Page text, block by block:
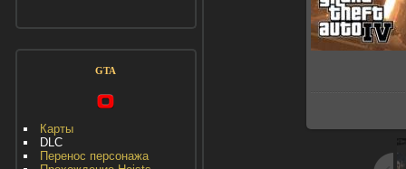
GTA
Карты
DLC
Перенос персонажа